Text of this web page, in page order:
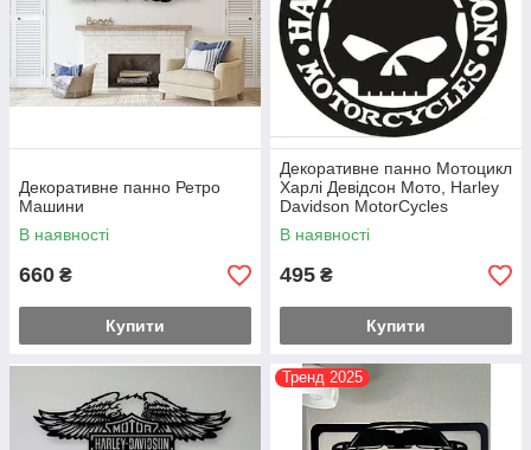
Декоративне панно Ретро
Машини
В наявності
660 ₴
Купити
Декоративне панно Мотоцикл
Харлі Девідсон Мото, Harley
Davidson MotorCycles
В наявності
495 ₴
Купити
Тренд 2025